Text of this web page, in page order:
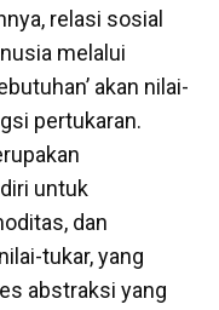
relasi sosial
melalui
akan nilai-
pertukaran.
untuk
dan
tukar, yang
abstraksi yang